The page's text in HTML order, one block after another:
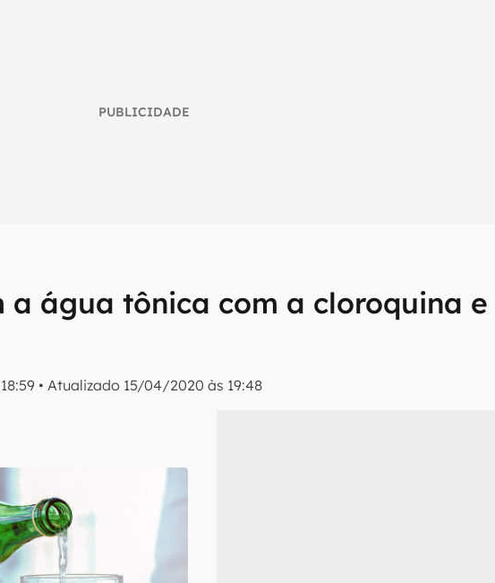
PUBLICIDADE
a água tônica com a cloroquina e
•Atualizado 15/04/2020 às 19:48
do mundo tech!
e receba notícias e reviews sobre tecnologia em primeira
com os Termos de Uso e Política de Privacidade do Canaltech.